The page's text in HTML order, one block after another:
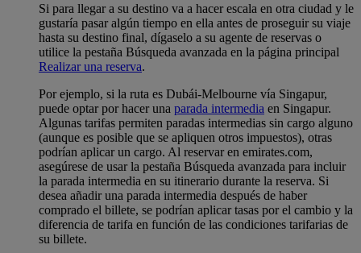
Si para llegar a su destino va a hacer escala en otra ciudad y le
gustaría pasar algún tiempo en ella antes de proseguir su viaje
hasta su destino final, dígaselo a su agente de reservas o
utilice la pestaña Búsqueda avanzada en la página principal
Realizar una reserva.
Por ejemplo, si la ruta es Dubái-Melbourne vía Singapur,
puede optar por hacer una parada intermedia en Singapur.
Algunas tarifas permiten paradas intermedias sin cargo alguno
(aunque es posible que se apliquen otros impuestos), otras
podrían aplicar un cargo. Al reservar en emirates.com,
asegúrese de usar la pestaña Búsqueda avanzada para incluir
la parada intermedia en su itinerario durante la reserva. Si
desea añadir una parada intermedia después de haber
comprado el billete, se podrían aplicar tasas por el cambio y la
diferencia de tarifa en función de las condiciones tarifarias de
su billete.